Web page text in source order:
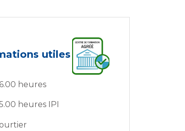
utiles
heures
heures IPI